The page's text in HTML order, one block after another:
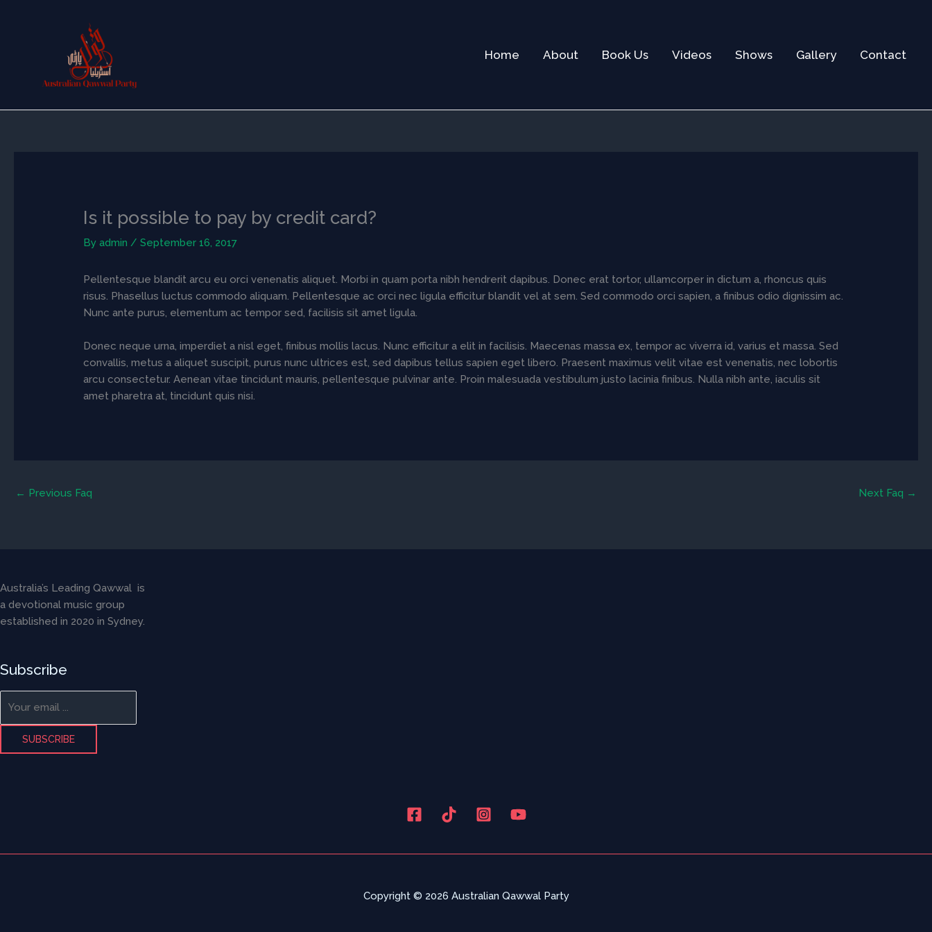
Home About Book Us Videos Shows Gallery Contact
Is it possible to pay by credit card?
Byadmin/September 16, 2017
Pellentesque blandit arcu eu orci venenatis aliquet. Morbi in quam porta nibh hendrerit dapibus. Donec erat tortor, ullamcorper in dictum a, rhoncus quis
risus. Phasellus luctus commodo aliquam. Pellentesque ac orci nec ligula efficitur blandit vel at sem. Sed commodo orci sapien, a finibus odio dignissim ac.
Nunc ante purus, elementum ac tempor sed, facilisis sit amet ligula.
Donec neque urna, imperdiet a nisl eget, finibus mollis lacus. Nunc efficitur a elit in facilisis. Maecenas massa ex, tempor ac viverra id, varius et massa. Sed
convallis, metus a aliquet suscipit, purus nunc ultrices est, sed dapibus tellus sapien eget libero. Praesent maximus velit vitae est venenatis, nec lobortis
arcu consectetur. Aenean vitae tincidunt mauris, pellentesque pulvinar ante. Proin malesuada vestibulum justo lacinia finibus. Nulla nibh ante, iaculis sit
amet pharetra at, tincidunt quis nisi.
← Previous Faq Next Faq →
Australia’s Leading Qawwal is
a devotional music group
established in 2020 in Sydney.
Subscribe
SUBSCRIBE
Copyright © 2026 Australian Qawwal Party